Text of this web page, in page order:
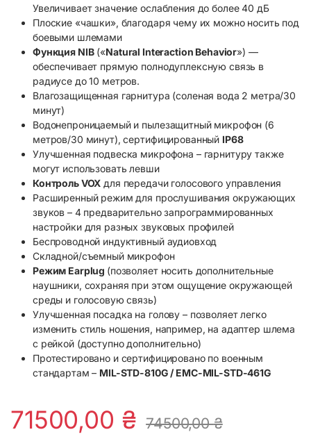
Увеличивает значение ослабления до более 40 дБ
Плоские «чашки», благодаря чему их можно носить под
боевыми шлемами
Функция NIB(«Natural Interaction Behavior») —
обеспечивает прямую полнодуплексную связь в
радиусе до 10 метров.
Влагозащищенная гарнитура (соленая вода 2 метра/30
минут)
Водонепроницаемый и пылезащитный микрофон (6
метров/30 минут), сертифицированный IP68
Улучшенная подвеска микрофона – гарнитуру также
могут использовать левши
Контроль VOX для передачи голосового управления
Расширенный режим для прослушивания окружающих
звуков – 4 предварительно запрограммированных
настройки для разных звуковых профилей
Беспроводной индуктивный аудиовход
Складной/съемный микрофон
Режим Earplug (позволяет носить дополнительные
наушники, сохраняя при этом ощущение окружающей
среды и голосовую связь)
Улучшенная посадка на голову – позволяет легко
изменить стиль ношения, например, на адаптер шлема
с рейкой (доступно дополнительно)
Протестировано и сертифицировано по военным
стандартам – MIL-STD-810G / EMC-MIL-STD-461G
71500,00 ₴ 74500,00₴